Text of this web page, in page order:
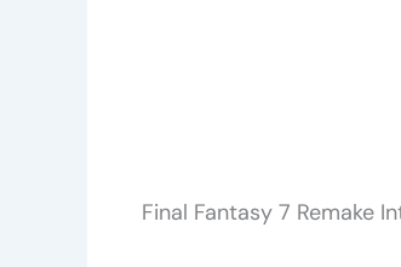
Final Fantasy 7 Remake